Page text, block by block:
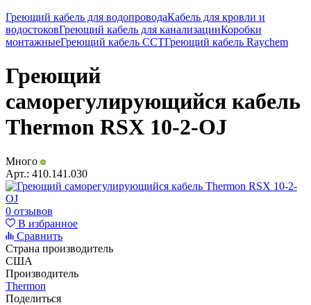
Греющий кабель для водопроводаКабель для кровли и
водостоковГреющий кабель для канализацииКоробки
монтажныеГреющий кабель ССТГреющий кабель Raychem
Греющий
саморегулирующийся кабель
Thermon RSX 10-2-OJ
Много
Арт.: 410.141.030
0 отзывов
В избранное
Сравнить
Страна производитель
США
Производитель
Thermon
Поделиться